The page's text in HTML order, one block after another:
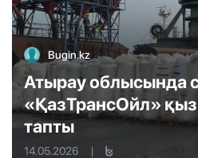
Bugin.kz
Атырау облысында
«ҚазТрансОйл»
тапты
14.05.2026 |